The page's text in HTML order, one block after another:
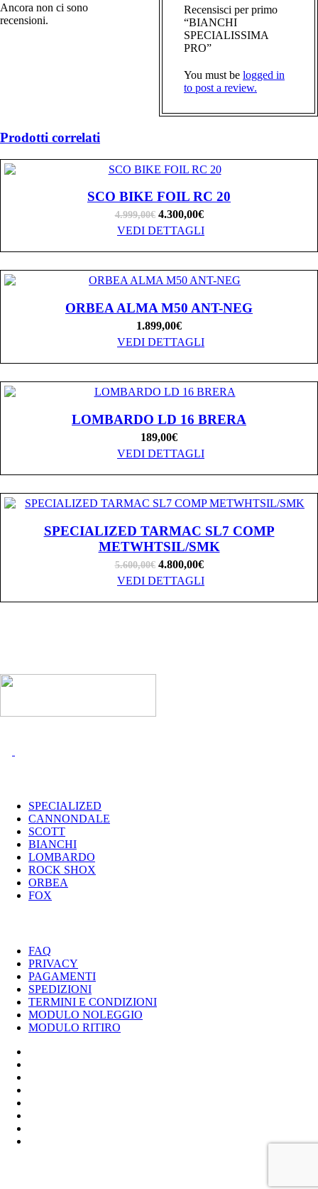
Ancora non ci sono
recensioni.
Recensisci per primo
“BIANCHI
SPECIALISSIMA
PRO”
You must be logged in
to post a review.
Prodotti correlati
SCO BIKE FOIL RC 20
4.999,00€ 4.300,00€
VEDI DETTAGLI
ORBEA ALMA M50 ANT-NEG
1.899,00€
VEDI DETTAGLI
LOMBARDO LD 16 BRERA
189,00€
VEDI DETTAGLI
SPECIALIZED TARMAC SL7 COMP
METWHTSIL/SMK
5.600,00€ 4.800,00€
VEDI DETTAGLI
SPECIALIZED
CANNONDALE
SCOTT
BIANCHI
LOMBARDO
ROCK SHOX
ORBEA
FOX
FAQ
PRIVACY
PAGAMENTI
SPEDIZIONI
TERMINI E CONDIZIONI
MODULO NOLEGGIO
MODULO RITIRO